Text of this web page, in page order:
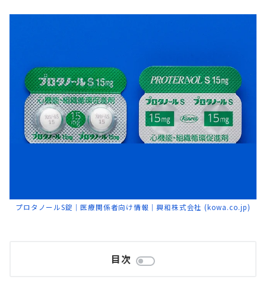
プロタノールS錠｜医療関係者向け情報｜興和株式会社 (kowa.co.jp)
目次